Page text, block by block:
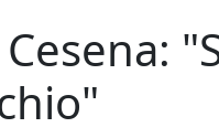
Cesena: